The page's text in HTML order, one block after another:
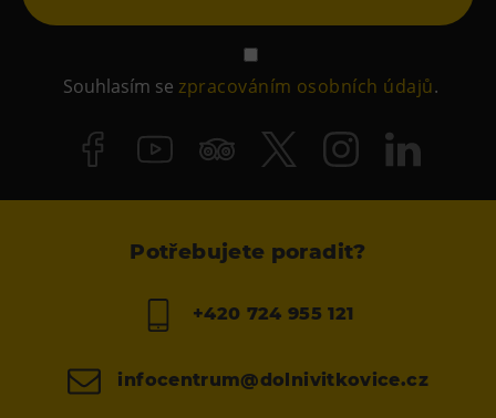
Souhlasím sezpracováním osobních údajů.
Potřebujete poradit?
+420 724 955 121
infocentrum@dolnivitkovice.cz